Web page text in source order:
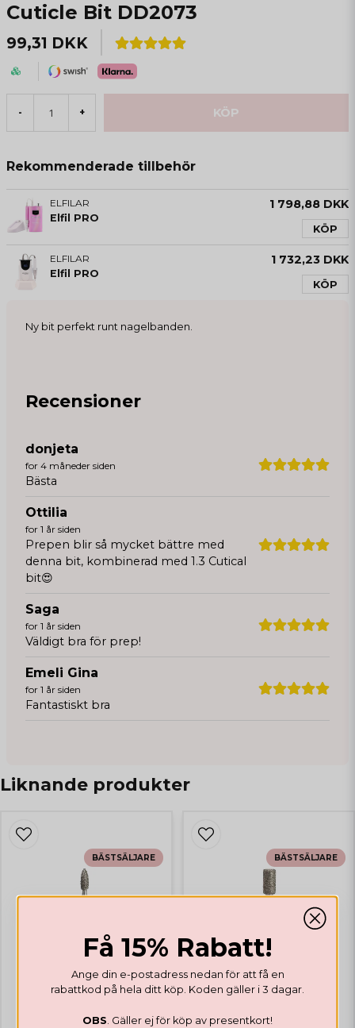
Cuticle Bit DD2073
99,31 DKK
- + KÖP
Rekommenderade tillbehör
ELFILAR
Elfil PRO
1 798,88 DKK
KÖP
ELFILAR
Elfil PRO
1 732,23 DKK
KÖP
Ny bit perfekt runt nagelbanden.
Recensioner
donjeta
for 4 måneder siden
Bästa
Ottilia
for 1 år siden
Prepen blir så mycket bättre med
denna bit, kombinerad med 1.3 Cutical
bit😍
Saga
for 1 år siden
Väldigt bra för prep!
Emeli Gina
for 1 år siden
Fantastiskt bra
Liknande produkter
BÄSTSÄLJARE BÄSTSÄLJARE
Få 15% Rabatt!
Ange din e-postadress nedan för att få en
rabattkod på hela ditt köp. Koden gäller i 3 dagar.
OBS . Gäller ej för köp av presentkort!